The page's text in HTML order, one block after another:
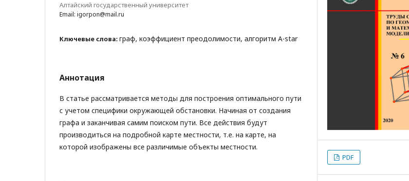
Алтайский государственный университет
Email: igorpon@mail.ru
Ключевые слова: граф, коэффициент преодолимости, алгоритм A-star
Аннотация
В статье рассматривается методы для построения оптимального пути
с учетом специфики окружающей обстановки. Начиная от создания
графа и заканчивая самим поиском пути. Все действия будут
производиться на подробной карте местности, т.е. на карте, на
которой изображены все различимые объекты местности.
PDF